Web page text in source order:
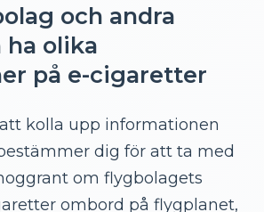
och andra
ha olika
på e-cigaretter
kolla upp informationen
dig för att ta med
om flygbolagets
ombord på flygplanet,